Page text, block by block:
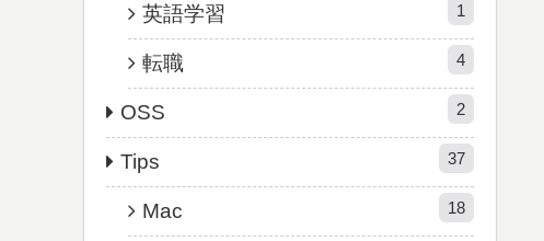
英語学習 1
転職 4
OSS 2
Tips 37
Mac 18